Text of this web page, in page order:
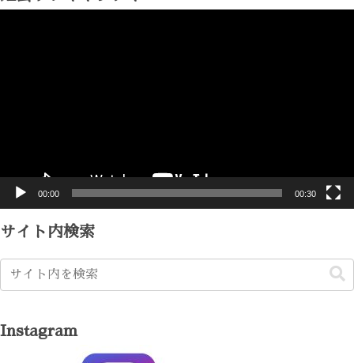
00:00 00:30
サイト内検索
Instagram